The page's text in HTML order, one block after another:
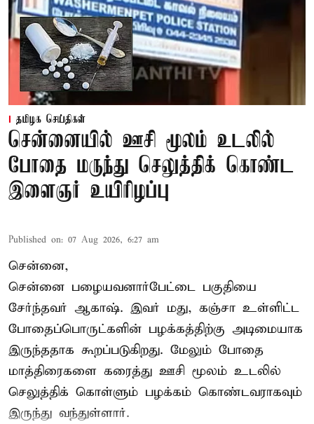
தமிழக செய்திகள்
சென்னையில் ஊசி மூலம் உடலில்
போதை மருந்து செலுத்திக் கொண்ட
இளைஞர் உயிரிழப்பு
Published on: 07 Aug 2026, 6:27 am
சென்னை,
சென்னை பழையவனார்பேட்டை பகுதியை
சேர்ந்தவர் ஆகாஷ். இவர் மது, கஞ்சா உள்ளிட்ட
போதைப்பொருட்களின் பழக்கத்திற்கு அடிமையாக
இருந்ததாக கூறப்படுகிறது. மேலும் போதை
மாத்திரைகளை கரைத்து ஊசி மூலம் உடலில்
செலுத்திக் கொள்ளும் பழக்கம் கொண்டவராகவும்
இருந்து வந்துள்ளார்.